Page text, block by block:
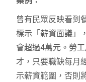
曾有民眾反映看到
標示「薪資面議」
會超過4萬元。勞
才，只要職缺每月
示薪資範圍，否則